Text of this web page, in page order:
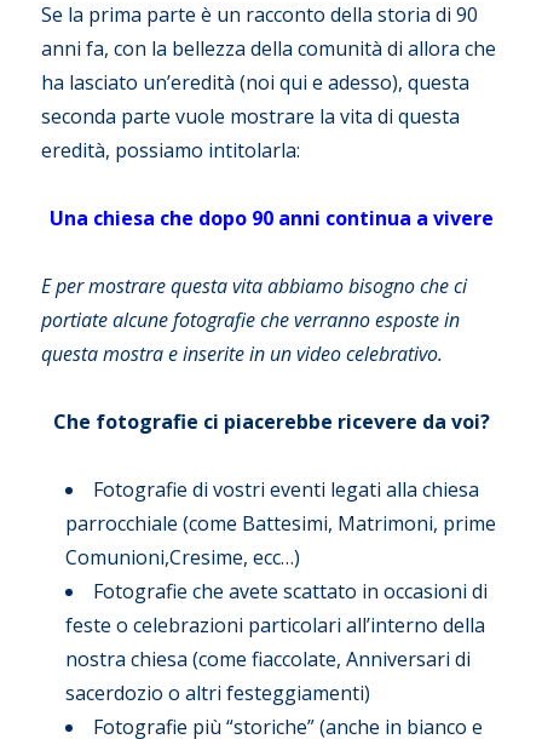
Se la prima parte è un racconto della storia di 90
anni fa, con la bellezza della comunità di allora che
ha lasciato un’eredità (noi qui e adesso), questa
seconda parte vuole mostrare la vita di questa
eredità, possiamo intitolarla:
Una chiesa che dopo 90 anni continua a vivere
E per mostrare questa vita abbiamo bisogno che ci
portiate alcune fotografie che verranno esposte in
questa mostra e inserite in un video celebrativo.
Che fotografie ci piacerebbe ricevere da voi?
Fotografie di vostri eventi legati alla chiesa
parrocchiale (come Battesimi, Matrimoni, prime
Comunioni,Cresime, ecc…)
Fotografie che avete scattato in occasioni di
feste o celebrazioni particolari all’interno della
nostra chiesa (come fiaccolate, Anniversari di
sacerdozio o altri festeggiamenti)
Fotografie più “storiche” (anche in bianco e